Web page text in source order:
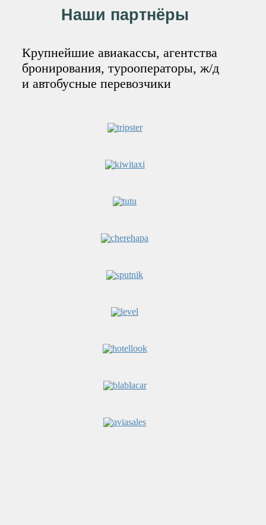
Наши партнёры
Крупнейшие авиакассы, агентства
бронирования, турооператоры, ж/д
и автобусные перевозчики